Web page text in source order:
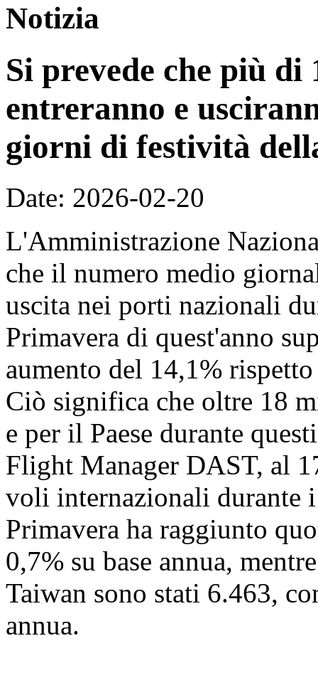
Notizia
Si prevede che più
entreranno e
giorni di festività
Date: 2026-02-20
L'Amministrazione
che il numero medio
uscita nei porti nazionali
Primavera di quest'anno
aumento del 14,1%
Ciò significa che oltre 18
e per il Paese durante
Flight Manager DAST, al
voli internazionali durante
Primavera ha raggiunto
0,7% su base annua,
Taiwan sono stati 6.463,
annua.